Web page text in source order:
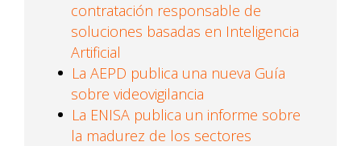
contratación responsable de
soluciones basadas en Inteligencia
Artificial
La AEPD publica una nueva Guía
sobre videovigilancia
La ENISA publica un informe sobre
la madurez de los sectores